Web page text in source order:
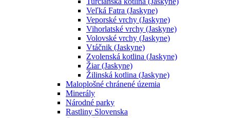
Veľká Fatra (Jaskyne)
Veporské vrchy (Jaskyne)
Vihorlatské vrchy (Jaskyne)
Volovské vrchy (Jaskyne)
Vtáčnik (Jaskyne)
Zvolenská kotlina (Jaskyne)
Žiar (Jaskyne)
Žilinská kotlina (Jaskyne)
Maloplošné chránené územia
Minerály
Národné parky
Rastliny Slovenska